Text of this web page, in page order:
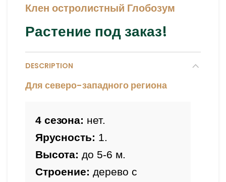
Клен остролистный Глобозум
Растение под заказ!
DESCRIPTION
Для северо-западного региона
4 сезона: нет.
Ярусность: 1.
Высота: до 5-6 м.
Строение: дерево с